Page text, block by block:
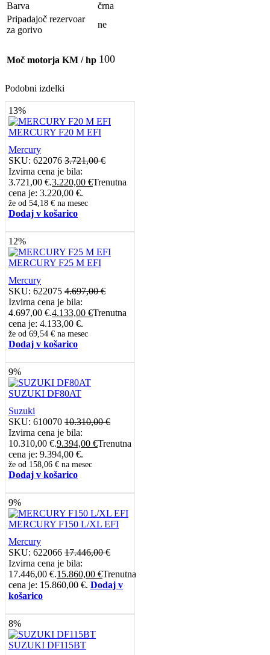
Barva
črna
Pripadajoč rezervoar
za gorivo
ne
Moč motorja KM / hp 100
Podobni izdelki
13%
MERCURY F20 M EFI
Mercury
SKU: 622076 3.721,00€
Izvirna cena je bila:
3.721,00 €.3.220,00 €Trenutna
cena je: 3.220,00 €.
že od 54,18 € na mesec
Dodaj v košarico
12%
MERCURY F25 M EFI
Mercury
SKU: 622075 4.697,00€
Izvirna cena je bila:
4.697,00 €.4.133,00 €Trenutna
cena je: 4.133,00 €.
že od 69,54 € na mesec
Dodaj v košarico
9%
SUZUKI DF80AT
Suzuki
SKU: 610070 10.310,00€
Izvirna cena je bila:
10.310,00 €.9.394,00 €Trenutna
cena je: 9.394,00 €.
že od 158,06 € na mesec
Dodaj v košarico
9%
MERCURY F150 L/XL EFI
Mercury
SKU: 622066 17.446,00€
Izvirna cena je bila:
17.446,00 €.15.860,00 €Trenutna
cena je: 15.860,00 €. Dodaj v
košarico
8%
SUZUKI DF115BT